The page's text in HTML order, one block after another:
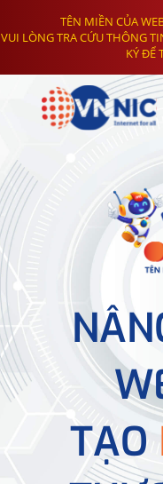
TÊN MIỀN CỦA
VUI LÒNG TRA CỨU THÔNG
KÝ ĐỂ
TẠO